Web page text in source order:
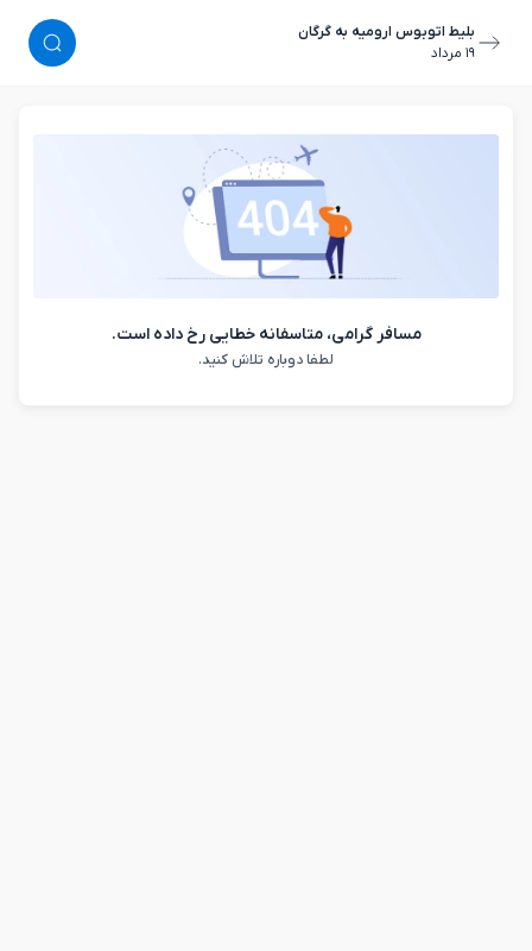
بلیط اتوبوس ارومیه به گرگان
١٩ مرداد
مسافر گرامی، متاسفانه خطایی رخ داده است.
لطفا دوباره تلاش کنید.